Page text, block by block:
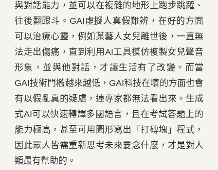
與對話能力，並可以在複雜的地形上跑步跳躍、
往後翻跟斗。GAI虛擬人真假難辨，在好的方面
可以治療心靈，例如某藝人女兒離世後，一直無
法走出傷痛，直到利用AI工具模仿複製女兒聲音
形象，並與他對話，才讓生活有了改變。而當
GAI技術門檻越來越低，GAI科技在壞的方面也會
有以假亂真的疑慮，連專家都無法看出來。生成
式AI可以快速轉譯多國語言，且在考試答題上的
能力極高，甚至可用圖形寫出「打磚塊」程式，
因此眾人皆需重新思考未來要念什麼，才是對人
類最有幫助的。